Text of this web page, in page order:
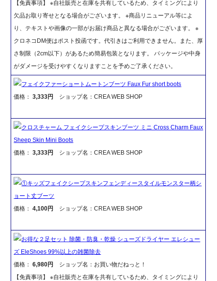
【免責事項】 ※自社販売と在庫を共有しているため、タイミングにより
欠品お取り寄せとなる場合がございます。 ※商品リニューアル等によ
り、テキストや画像の一部がお届け商品と異なる場合がございます。 ※
クロネコDM便はポスト投函です。代引きはご利用できません。また、厚
さ制限（2cm以下）があるため簡易包装となります。 パッケージや中身
がダメージを受けやすくなりますことを予めご了承ください。
フェイクファーショートムートンブーツ Faux Fur short boots
価格：3,333円 ショップ名：CREA WEB SHOP
クロスチャーム フェイクシープスキンブーツ ミニ Cross Charm Faux
Sheep Skin Mini Boots
価格：3,333円 ショップ名：CREA WEB SHOP
①キッズフェイクシープスキンフェンディースタイルモンスター柄シ
ョート丈ブーツ
価格：4,100円 ショップ名：CREA WEB SHOP
お得な２足セット 除菌・防臭・乾燥 シューズドライヤー エレシュー
ズ EleShoes 99%以上の雑菌除去
価格：6,980円
ショップ名：お買い物だねっと！
【免責事項】 ※自社販売と在庫を共有しているため、タイミングにより